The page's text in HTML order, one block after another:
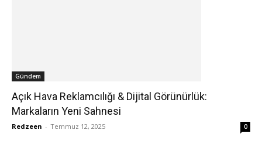
Gündem
Açık Hava Reklamcılığı & Dijital Görünürlük:
Markaların Yeni Sahnesi
Redzeen - Temmuz 12, 2025 0